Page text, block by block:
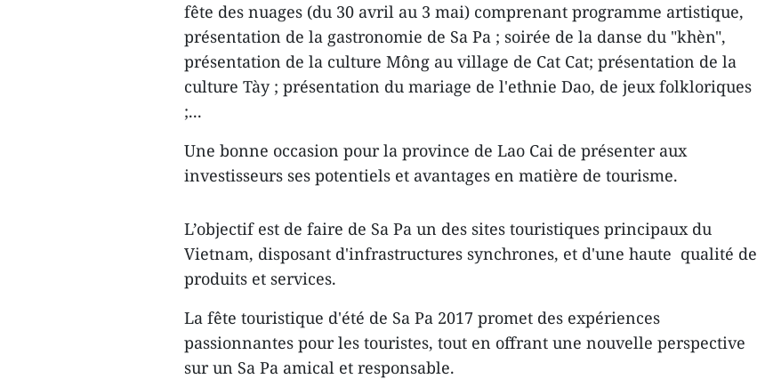
fête des nuages (du 30 avril au 3 mai) comprenant programme artistique,
présentation de la gastronomie de Sa Pa ; soirée de la danse du "khèn",
présentation de la culture Mông au village de Cat Cat; présentation de la
culture Tày ; présentation du mariage de l'ethnie Dao, de jeux folkloriques
;...
Une bonne occasion pour la province de Lao Cai de présenter aux
investisseurs ses potentiels et avantages en matière de tourisme.
L’objectif est de faire de Sa Pa un des sites touristiques principaux du
Vietnam, disposant d'infrastructures synchrones, et d'une haute qualité de
produits et services.
La fête touristique d'été de Sa Pa 2017 promet des expériences
passionnantes pour les touristes, tout en offrant une nouvelle perspective
sur un Sa Pa amical et responsable.